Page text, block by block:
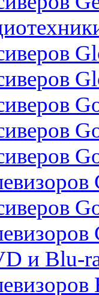
и Blu-